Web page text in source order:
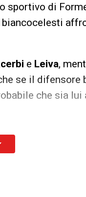
sportivo di
e Leiva,
se il difensore
che sia lui